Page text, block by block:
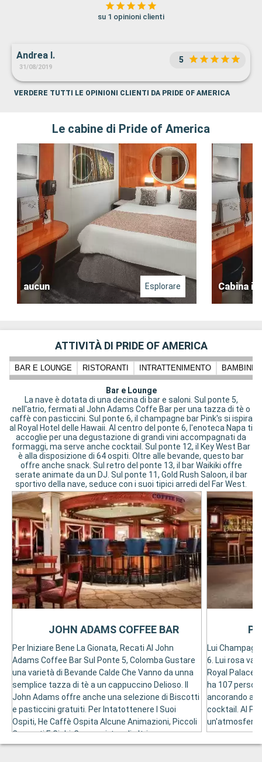
su 1 opinioni clienti
Andrea I.
31/08/2019
5
VERDERE TUTTI LE OPINIONI CLIENTI DA PRIDE OF AMERICA
Le cabine di Pride of America
aucun Esplorare Cabina
ATTIVITÀ DI PRIDE OF AMERICA
BAR E LOUNGE RISTORANTI INTRATTENIMENTO BAMBINI
Bar e Lounge
La nave è dotata di una decina di bar e saloni. Sul ponte 5,
nell'atrio, fermati al John Adams Coffe Bar per una tazza di tè o
caffè con pasticcini. Sul ponte 6, il champagne bar Pink's si ispira
al Royal Hotel delle Hawaii. Al centro del ponte 6, l'enoteca Napa ti
accoglie per una degustazione di grandi vini accompagnati da
formaggi, ma serve anche cocktail. Sul ponte 12, il Key West Bar
è alla disposizione di 64 ospiti. Oltre alle bevande, questo bar
offre anche snack. Sul retro del ponte 13, il bar Waikiki offre
serate animate da un DJ. Sul ponte 11, Gold Rush Saloon, il bar
sportivo della nave, seduce con i suoi tipici arredi del Far West.
Per Iniziare Bene La Gionata, Recati Al John
Adams Coffee Bar Sul Ponte 5, Colomba Gustare
una varietà di Bevande Calde Che Vanno da unna
semplice tazza di tè a un cappuccino Delioso. Il
John Adams offre anche una selezione di Biscotti
e pasticcini gratuiti. Per Intatottenere I Suoi
Ospiti, He Caffè Ospita Alcune Animazioni, Piccoli
Concerti E Gichi-Concorsi, tra gli altri.
JOHN ADAMS COFFEE BAR
Lui
6. Lui rosa
Royal Palace
ha 107
ancorando a
cocktail. Al
un'atmosfera